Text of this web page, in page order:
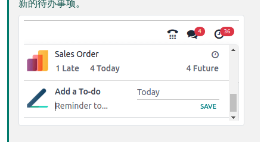
新的待办事项。